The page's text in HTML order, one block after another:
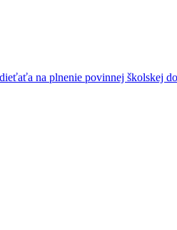
na plnenie povinnej školskej